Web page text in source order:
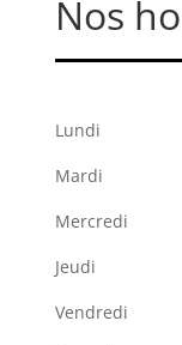
Nos
Lundi
Mardi
Mercredi
Jeudi
Vendredi